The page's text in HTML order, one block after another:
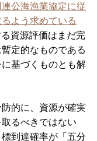
公海漁業協定に従
よう求めている
資源評価はまだ完
定的なものである
基づくものとも解
的に、資源が確実
るべきではない
到達確率が「五分